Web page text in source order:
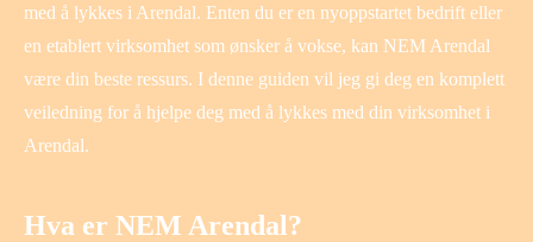
med å lykkes i Arendal. Enten du er en nyoppstartet bedrift eller
en etablert virksomhet som ønsker å vokse, kan NEM Arendal
være din beste ressurs. I denne guiden vil jeg gi deg en komplett
veiledning for å hjelpe deg med å lykkes med din virksomhet i
Arendal.
Hva er NEM Arendal?